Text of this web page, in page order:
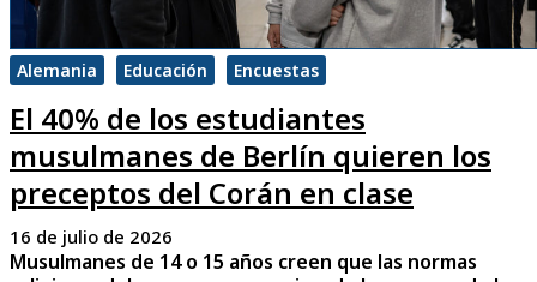
Alemania Educación Encuestas
El 40% de los estudiantes
musulmanes de Berlín quieren los
preceptos del Corán en clase
16 de julio de 2026
Musulmanes de 14 o 15 años creen que las normas